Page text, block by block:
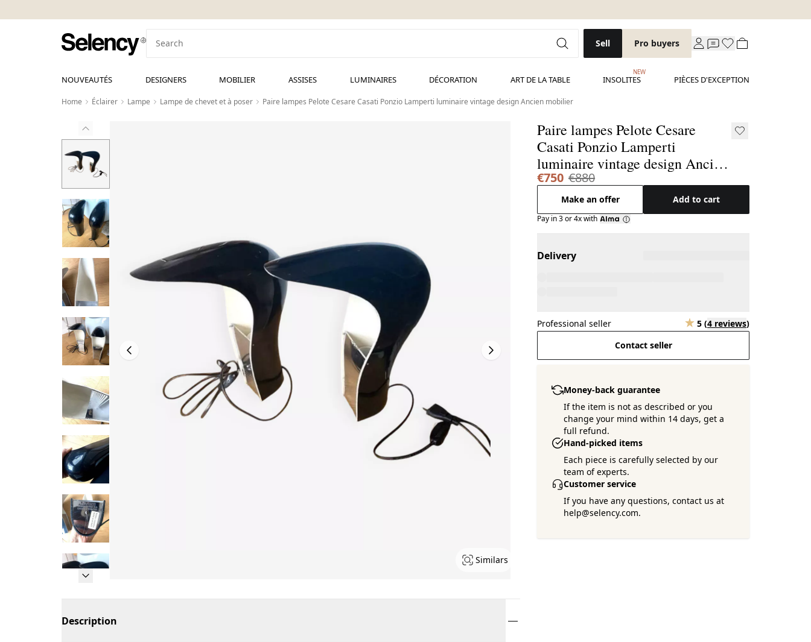
Sell Pro buyers
NOUVEAUTÉS DESIGNERS MOBILIER ASSISES LUMINAIRES DÉCORATION ART DE LA TABLE INSOLITES
NEW
PIÈCES D'EXCEPTION
Home Éclairer Lampe Lampe de chevet et à poser Paire lampes Pelote Cesare Casati Ponzio Lamperti luminaire vintage design Ancien mobilier
Similars
Paire lampes Pelote Cesare
Casati Ponzio Lamperti
luminaire vintage design Ancien
mobilier
€750 €880
Make an offer Add to cart
Pay in 3 or 4x with
Delivery
Professional seller 5 (4 reviews)
Contact seller
Money-back guarantee
If the item is not as described or you
change your mind within 14 days, get a
full refund.
Hand-picked items
Each piece is carefully selected by our
team of experts.
Customer service
If you have any questions, contact us at
help@selency.com.
Description